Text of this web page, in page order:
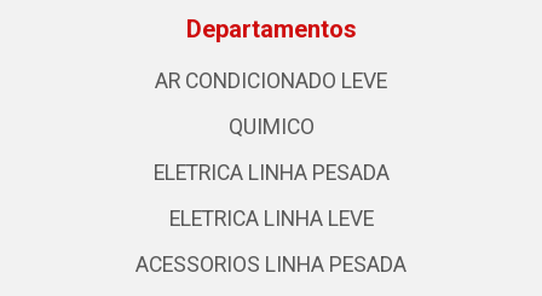
Departamentos
AR CONDICIONADO LEVE
QUIMICO
ELETRICA LINHA PESADA
ELETRICA LINHA LEVE
ACESSORIOS LINHA PESADA